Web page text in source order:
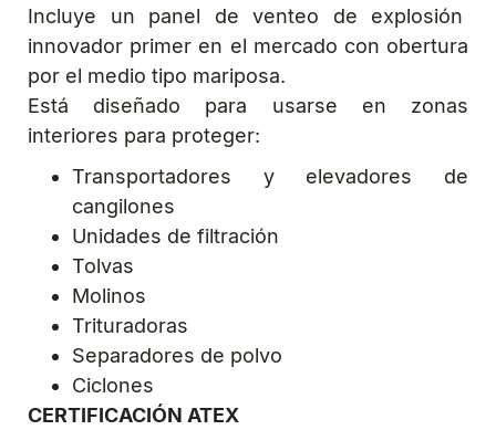
Incluye un panel de venteo de explosión
innovador primer en el mercado con obertura
por el medio tipo mariposa.
Está diseñado para usarse en zonas
interiores para proteger:
Transportadores y elevadores de
cangilones
Unidades de filtración
Tolvas
Molinos
Trituradoras
Separadores de polvo
Ciclones
CERTIFICACIÓN ATEX